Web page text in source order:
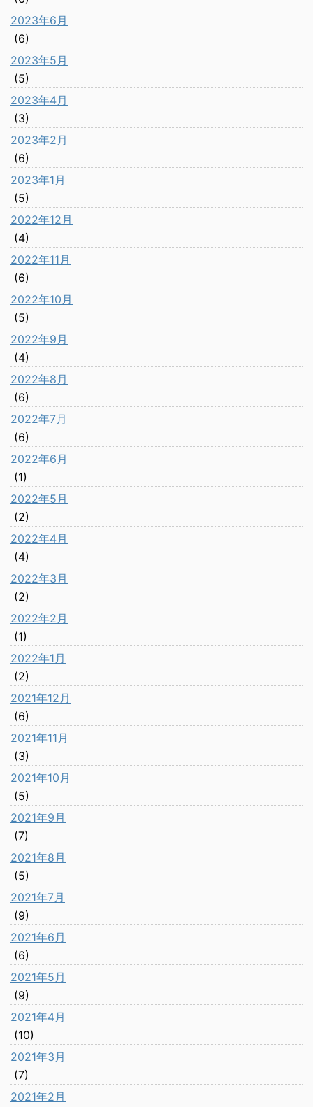
2023年6月
(6)
2023年5月
(5)
2023年4月
(3)
2023年2月
(6)
2023年1月
(5)
2022年12月
(4)
2022年11月
(6)
2022年10月
(5)
2022年9月
(4)
2022年8月
(6)
2022年7月
(6)
2022年6月
(1)
2022年5月
(2)
2022年4月
(4)
2022年3月
(2)
2022年2月
(1)
2022年1月
(2)
2021年12月
(6)
2021年11月
(3)
2021年10月
(5)
2021年9月
(7)
2021年8月
(5)
2021年7月
(9)
2021年6月
(6)
2021年5月
(9)
2021年4月
(10)
2021年3月
(7)
2021年2月